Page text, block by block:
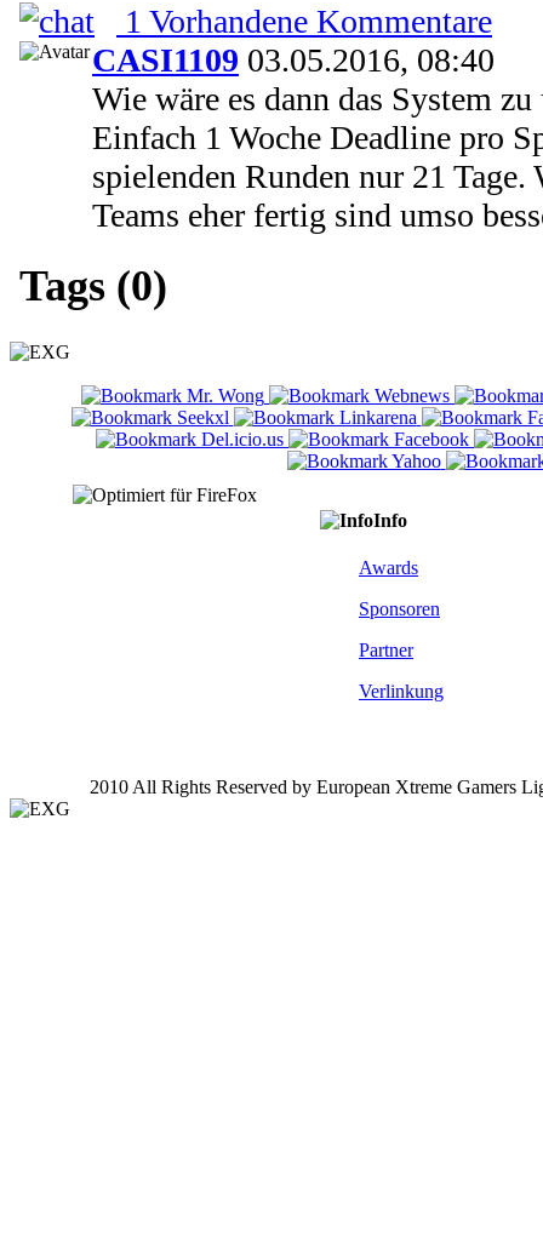
1 Vorhandene Kommentare
CASI1109 03.05.2016, 08:40
Wie wäre es dann das System zu
Einfach 1 Woche Deadline pro
spielenden Runden nur 21
Teams eher fertig sind umso
Tags (0)
Info
Awards
Sponsoren
Partner
Verlinkung
2010 All Rights Reserved by European Xtreme Gamers